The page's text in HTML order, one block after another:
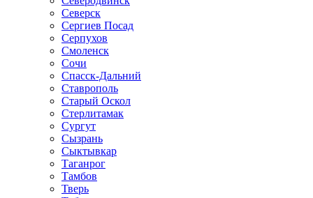
Северск
Сергиев Посад
Серпухов
Смоленск
Сочи
Спасск-Дальний
Ставрополь
Старый Оскол
Стерлитамак
Сургут
Сызрань
Сыктывкар
Таганрог
Тамбов
Тверь